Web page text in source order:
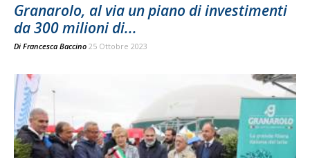
Granarolo, al via un piano di investimenti
da 300 milioni di...
Di Francesca Baccino 25 Ottobre 2023